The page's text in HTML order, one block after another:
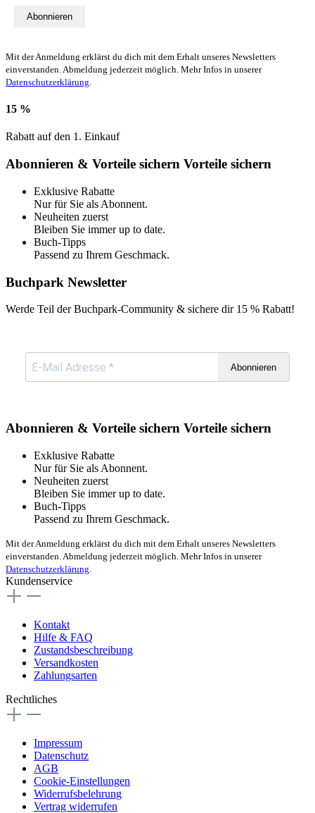
Abonnieren
Mit der Anmeldung erklärst du dich mit dem Erhalt unseres Newsletters
einverstanden. Abmeldung jederzeit möglich. Mehr Infos in unserer
Datenschutzerklärung
15 %
Rabatt auf den 1. Einkauf
Abonnieren & Vorteile sichern Vorteile sichern
Exklusive Rabatte
Nur für Sie als Abonnent.
Neuheiten zuerst
Bleiben Sie immer up to date.
Buch-Tipps
Passend zu Ihrem Geschmack.
Buchpark Newsletter
Werde Teil der Buchpark-Community & sichere dir 15 % Rabatt!
Abonnieren
Abonnieren & Vorteile sichern Vorteile sichern
Exklusive Rabatte
Nur für Sie als Abonnent.
Neuheiten zuerst
Bleiben Sie immer up to date.
Buch-Tipps
Passend zu Ihrem Geschmack.
Mit der Anmeldung erklärst du dich mit dem Erhalt unseres Newsletters
einverstanden. Abmeldung jederzeit möglich. Mehr Infos in unserer
Datenschutzerklärung
Kundenservice
Kontakt
Hilfe & FAQ
Zustandsbeschreibung
Versandkosten
Zahlungsarten
Rechtliches
Impressum
Datenschutz
AGB
Cookie-Einstellungen
Widerrufsbelehrung
Vertrag widerrufen